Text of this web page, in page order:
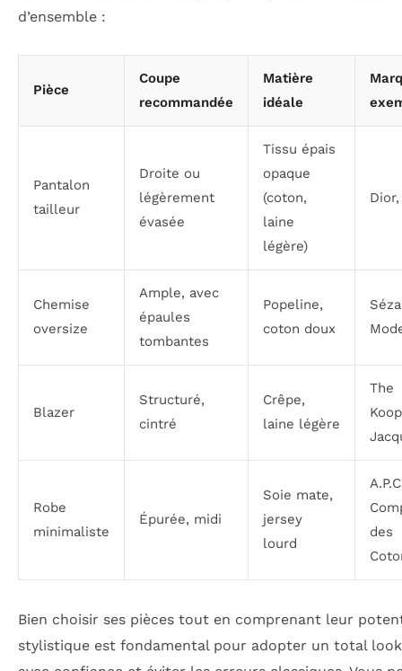
d’ensemble :
Pièce
Coupe
recommandée
Matière
idéale
Pantalon
tailleur
Droite ou
légèrement
évasée
Tissu épais
opaque
(coton,
laine
légère)
Chemise
oversize
Ample, avec
épaules
tombantes
Popeline,
coton doux
Blazer
Structuré,
cintré
Crêpe,
laine légère
The
Robe
minimaliste
Épurée, midi
Soie mate,
jersey
lourd
des
Bien choisir ses pièces tout en comprenant leur
stylistique est fondamental pour adopter un total